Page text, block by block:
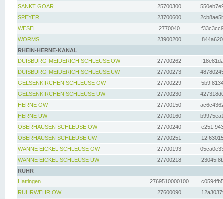
SANKT GOAR
25700300
SPEYER
23700600
WESEL
2770040
WORMS
23900200
RHEIN-HERNE-KANAL
DUISBURG-MEIDERICH SCHLEUSE OW
27700262
DUISBURG-MEIDERICH SCHLEUSE UW
27700273
GELSENKIRCHEN SCHLEUSE OW
27700229
GELSENKIRCHEN SCHLEUSE UW
27700230
HERNE OW
27700150
HERNE UW
27700160
OBERHAUSEN SCHLEUSE OW
27700240
OBERHAUSEN SCHLEUSE UW
27700251
WANNE EICKEL SCHLEUSE OW
27700193
WANNE EICKEL SCHLEUSE UW
27700218
RUHR
Hattingen
2769510000100
RUHRWEHR OW
27600090